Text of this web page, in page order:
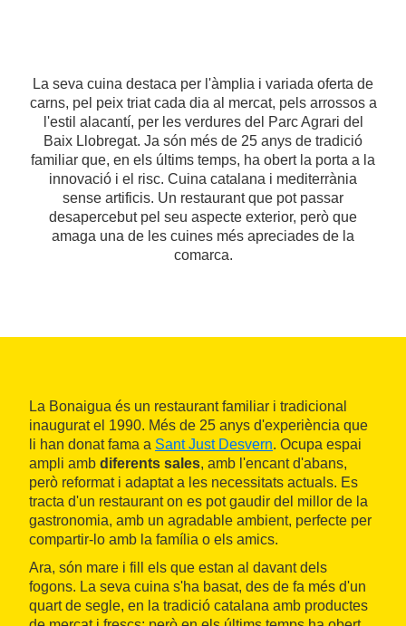
La seva cuina destaca per l'àmplia i variada oferta de
carns, pel peix triat cada dia al mercat, pels arrossos a
l'estil alacantí, per les verdures del Parc Agrari del
Baix Llobregat. Ja són més de 25 anys de tradició
familiar que, en els últims temps, ha obert la porta a la
innovació i el risc. Cuina catalana i mediterrània
sense artificis. Un restaurant que pot passar
desapercebut pel seu aspecte exterior, però que
amaga una de les cuines més apreciades de la
comarca.
La Bonaigua és un restaurant familiar i tradicional
inaugurat el 1990. Més de 25 anys d'experiència que
li han donat fama a Sant Just Desvern. Ocupa espai
ampli amb diferents sales, amb l'encant d'abans,
però reformat i adaptat a les necessitats actuals. Es
tracta d'un restaurant on es pot gaudir del millor de la
gastronomia, amb un agradable ambient, perfecte per
compartir-lo amb la família o els amics.
Ara, són mare i fill els que estan al davant dels
fogons. La seva cuina s'ha basat, des de fa més d'un
quart de segle, en la tradició catalana amb productes